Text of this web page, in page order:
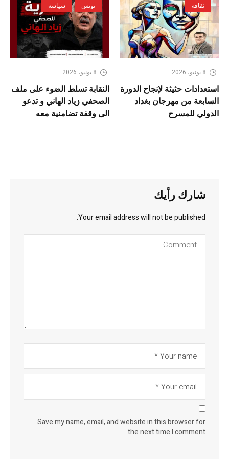
ثقافة
8 يونيو، 2026
استعدادات حثيثة لإنجاح الدورة
السابعة من مهرجان بغداد
الدولي للمسرح
تونس سياسة
8 يونيو، 2026
النقابة تسلط الضوء على ملف
الصحفي زياد الهاني و تدعو
الى وقفة تضامنية معه
شارك رأيك
Your email address will not be published.
Save my name, email, and website in this browser for
the next time I comment.